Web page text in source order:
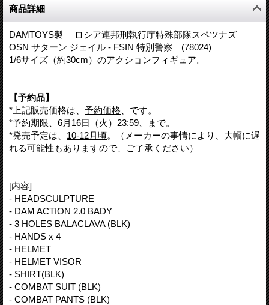
商品詳細
DAMTOYS製 ロシア連邦刑執行庁特殊部隊スペツナズ
OSN サターン ジェイル - FSIN 特別警察 (78024)
1/6サイズ（約30cm）のアクションフィギュア。
【予約品】
*上記販売価格は、 予約価格 、です。
*予約期限、 6月16日（火）23:59 、まで。
*発売予定は、 10-12月頃。（メーカーの事情により、大幅に遅
れる可能性もありますので、ご了承ください）
[内容]
- HEADSCULPTURE
- DAM ACTION 2.0 BADY
- 3 HOLES BALACLAVA (BLK)
- HANDS x 4
- HELMET
- HELMET VISOR
- SHIRT(BLK)
- COMBAT SUIT (BLK)
- COMBAT PANTS (BLK)